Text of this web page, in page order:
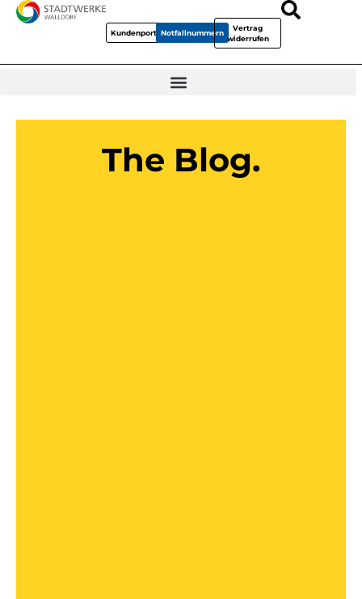
KundenportalNotfallnummern
Vertrag
widerrufen
The Blog.